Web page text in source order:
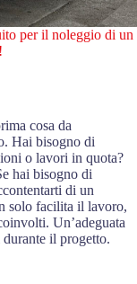
per il noleggio di un
cosa da
Hai bisogno di
o lavori in quota?
hai bisogno di
di un
solo facilita il lavoro,
Un’adeguata
il progetto.